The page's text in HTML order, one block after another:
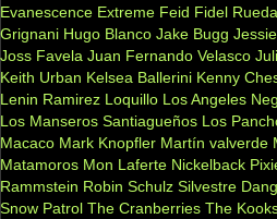
Evanescence Extreme Feid Fidel Rueda
Grignani Hugo Blanco Jake Bugg
Joss Favela Juan Fernando Velasco
Keith Urban Kelsea Ballerini Kenny
Lenin Ramirez Loquillo Los Angeles
Los Manseros Santiagueños Los
Macaco Mark Knopfler Martín valverde
Matamoros Mon Laferte Nickelback
Rammstein Robin Schulz Silvestre
Snow Patrol The Cranberries The